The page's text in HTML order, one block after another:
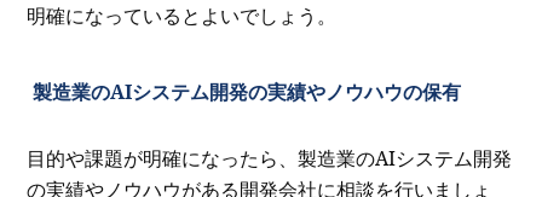
明確になっているとよいでしょう。
製造業のAIシステム開発の実績やノウハウの保有
目的や課題が明確になったら、製造業のAIシステム開発
の実績やノウハウがある開発会社に相談を行いましょ